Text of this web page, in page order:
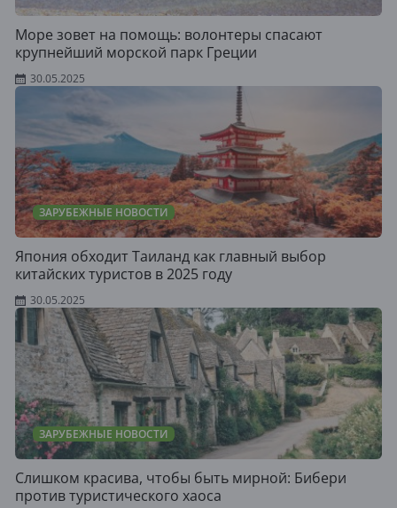
Море зовет на помощь: волонтеры спасают
крупнейший морской парк Греции
30.05.2025
ЗАРУБЕЖНЫЕ НОВОСТИ
Япония обходит Таиланд как главный выбор
китайских туристов в 2025 году
30.05.2025
ЗАРУБЕЖНЫЕ НОВОСТИ
Слишком красива, чтобы быть мирной: Бибери
против туристического хаоса